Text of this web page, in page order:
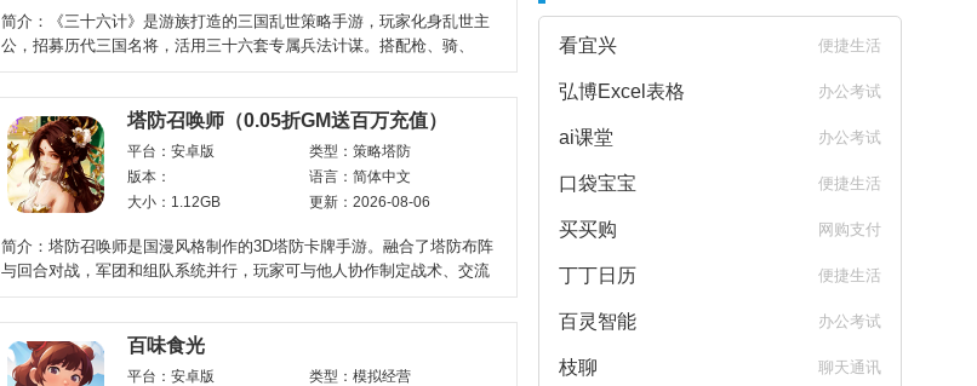
简介：《三十六计》是游族打造的三国乱世策略手游，玩家化身乱世主
公，招募历代三国名将，活用三十六套专属兵法计谋。搭配枪、骑、
弓、弩四大兵种排兵布
塔防召唤师（0.05折GM送百万充值）
平台：安卓版
类型：策略塔防
版本：
语言：简体中文
大小：1.12GB
更新：2026-08-06
简介：塔防召唤师是国漫风格制作的3D塔防卡牌手游。融合了塔防布阵
与回合对战，军团和组队系统并行，玩家可与他人协作制定战术、交流
合作，提升实力与军
百味食光
平台：安卓版
类型：模拟经营
看宜兴 便捷生活
弘博Excel表格 办公考试
ai课堂 办公考试
口袋宝宝 便捷生活
买买购 网购支付
丁丁日历 便捷生活
百灵智能 办公考试
枝聊 聊天通讯